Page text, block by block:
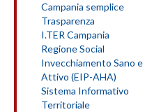
Campania semplice
Trasparenza
I.TER Campania
Regione Social
Invecchiamento Sano e
Attivo (EIP-AHA)
Sistema Informativo
Territoriale